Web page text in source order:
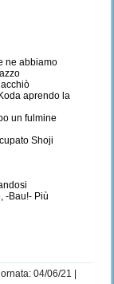
ne abbiamo
aprendo la
un fulmine
Shoji
-Bau!- Più
04/06/21 |